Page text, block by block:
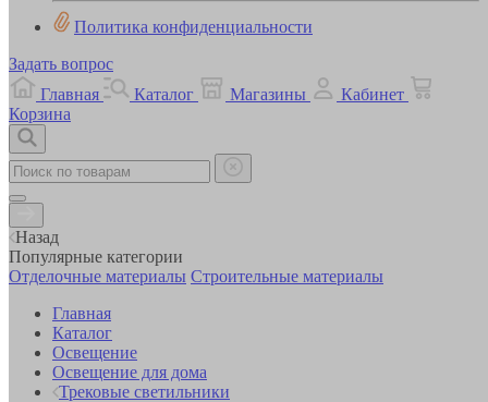
Политика конфиденциальности
Задать вопрос
Главная
Каталог Магазины
Кабинет
Корзина
Назад
Популярные категории
Отделочные материалы Строительные материалы
Главная
Каталог
Освещение
Освещение для дома
Трековые светильники